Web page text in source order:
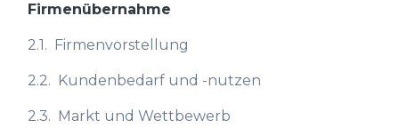
Firmenübernahme
2.1. Firmenvorstellung
2.2. Kundenbedarf und -nutzen
2.3. Markt und Wettbewerb